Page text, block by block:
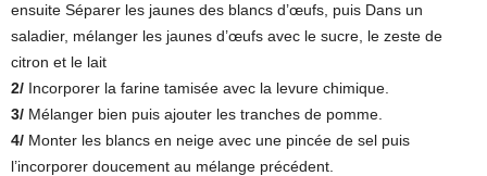
ensuite Séparer les jaunes des blancs d’œufs, puis Dans un
saladier, mélanger les jaunes d’œufs avec le sucre, le zeste de
citron et le lait
2/ Incorporer la farine tamisée avec la levure chimique.
3/ Mélanger bien puis ajouter les tranches de pomme.
4/ Monter les blancs en neige avec une pincée de sel puis
l’incorporer doucement au mélange précédent.